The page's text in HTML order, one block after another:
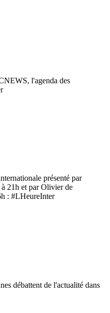
l'agenda des
présenté par
21h et par Olivier de
: #LHeureInter
débattent de l'actualité dans